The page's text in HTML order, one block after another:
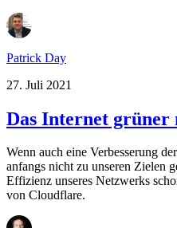
Patrick Day
27. Juli 2021
Das Internet grüner
Wenn auch eine Verbesserung
anfangs nicht zu unseren Zielen
Effizienz unseres Netzwerks
von Cloudflare.